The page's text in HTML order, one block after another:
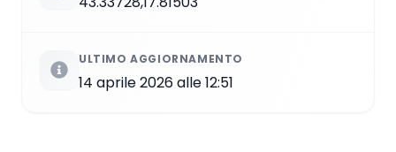
ULTIMO AGGIORNAMENTO
14 aprile 2026 alle 12:51